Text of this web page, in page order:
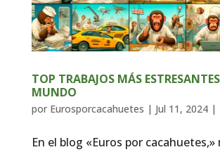
TOP TRABAJOS MÁS
MUNDO
por Eurosporcacahuetes | Jul 11, 2024|
En el blog «Euros por cacahuetes,»